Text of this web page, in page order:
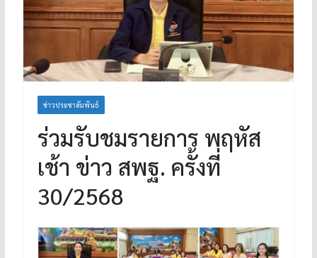
ข่าวประชาสัมพันธ์
ร่วมรับชมรายการ พฤหัส
เช้า ข่าว สพฐ. ครั้งที่
30/2568